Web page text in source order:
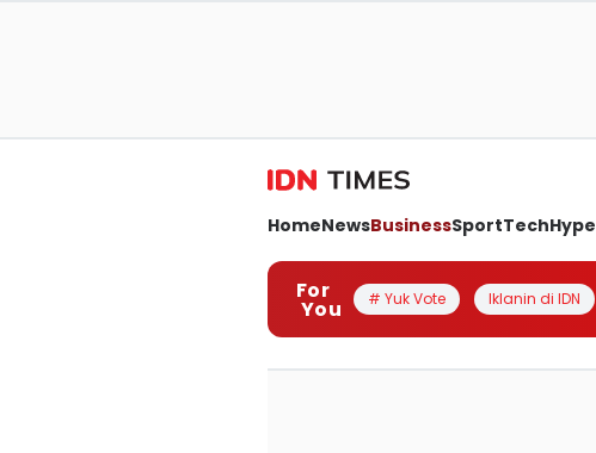
HomeNewsBusinessSportTechHype
For
You # Yuk Vote Iklanin di IDN